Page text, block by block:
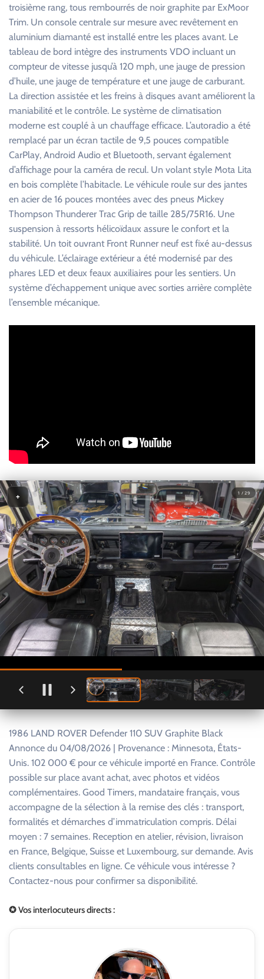
troisième rang, tous rembourrés de noir graphite par ExMoor
Trim. Un console centrale sur mesure avec revêtement en
aluminium diamanté est installé entre les places avant. Le
tableau de bord intègre des instruments VDO incluant un
compteur de vitesse jusqu’à 120 mph, une jauge de pression
d’huile, une jauge de température et une jauge de carburant.
La direction assistée et les freins à disques avant améliorent la
maniabilité et le contrôle. Le système de climatisation
moderne est couplé à un chauffage efficace. L’autoradio a été
remplacé par un écran tactile de 9,5 pouces compatible
CarPlay, Android Audio et Bluetooth, servant également
d’affichage pour la caméra de recul. Un volant style Mota Lita
en bois complète l’habitacle. Le véhicule roule sur des jantes
en acier de 16 pouces montées avec des pneus Mickey
Thompson Thunderer Trac Grip de taille 285/75R16. Une
suspension à ressorts hélicoïdaux assure le confort et la
stabilité. Un toit ouvrant Front Runner neuf est fixé au-dessus
du véhicule. L’éclairage extérieur a été modernisé par des
phares LED et deux feaux auxiliaires pour les sentiers. Un
système d’échappement unique avec sorties arrière complète
l’ensemble mécanique.
1 / 29
+
1986 LAND ROVER Defender 110 SUV Graphite Black
Annonce du 04/08/2026 | Provenance : Minnesota, États-
Unis. 102 000 € pour ce véhicule importé en France. Contrôle
possible sur place avant achat, avec photos et vidéos
complémentaires. Good Timers, mandataire français, vous
accompagne de la sélection à la remise des clés : transport,
formalités et démarches d’immatriculation compris. Délai
moyen : 7 semaines. Reception en atelier, révision, livraison
en France, Belgique, Suisse et Luxembourg, sur demande. Avis
clients consultables en ligne. Ce véhicule vous intéresse ?
Contactez-nous pour confirmer sa disponibilité.
✪ Vos interlocuteurs directs :